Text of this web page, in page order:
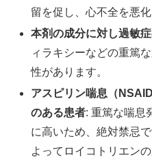
留を促し、心不全を悪
本剤の成分に対し過敏
ィラキシーなどの重篤
性があります。
アスピリン喘息（
のある患者: 重篤な喘息
に高いため、絶対禁忌
よってロイコトリエン